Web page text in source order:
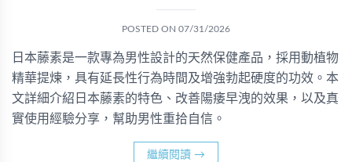
POSTED ON 07/31/2026
日本藤素是一款專為男性設計的天然保健產品，採用動植物
精華提煉，具有延長性行為時間及增強勃起硬度的功效。本
文詳細介紹日本藤素的特色、改善陽痿早洩的效果，以及真
實使用經驗分享，幫助男性重拾自信。
繼續閱讀 →